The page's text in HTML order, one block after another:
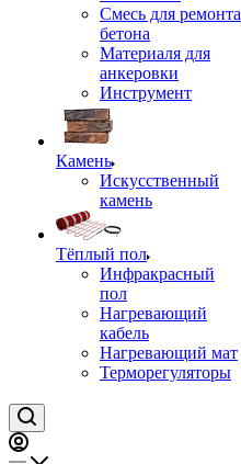
Смесь для ремонта
бетона
Материаля для
анкеровки
Инструмент
Камень
Искусственный
камень
Тёплый пол
Инфракрасный
пол
Нагревающий
кабель
Нагревающий мат
Терморегуляторы